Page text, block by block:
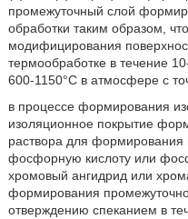
промежуточный слой
обработки таким образом,
модифицирования
термообработке в течение
600-1150°C в атмосфере с
в процессе формирования
изоляционное покрытие
раствора для
фосфорную кислоту или
хромовый ангидрид или
формирования
отверждению спеканием в